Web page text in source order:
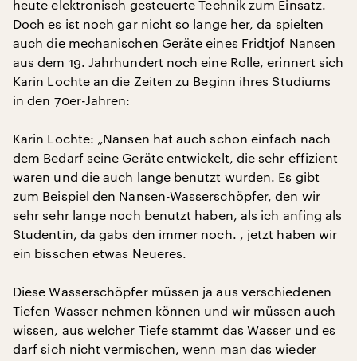
heute elektronisch gesteuerte Technik zum Einsatz.
Doch es ist noch gar nicht so lange her, da spielten
auch die mechanischen Geräte eines Fridtjof Nansen
aus dem 19. Jahrhundert noch eine Rolle, erinnert sich
Karin Lochte an die Zeiten zu Beginn ihres Studiums
in den 70er-Jahren:
Karin Lochte: „Nansen hat auch schon einfach nach
dem Bedarf seine Geräte entwickelt, die sehr effizient
waren und die auch lange benutzt wurden. Es gibt
zum Beispiel den Nansen-Wasserschöpfer, den wir
sehr sehr lange noch benutzt haben, als ich anfing als
Studentin, da gabs den immer noch. , jetzt haben wir
ein bisschen etwas Neueres.
Diese Wasserschöpfer müssen ja aus verschiedenen
Tiefen Wasser nehmen können und wir müssen auch
wissen, aus welcher Tiefe stammt das Wasser und es
darf sich nicht vermischen, wenn man das wieder